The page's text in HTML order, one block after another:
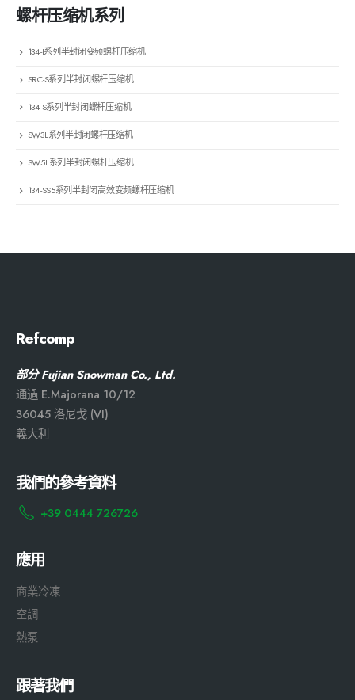
螺杆压缩机系列
134-I系列半封闭变频螺杆压缩机
SRC-S系列半封闭螺杆压缩机
134-S系列半封闭螺杆压缩机
SW3L系列半封闭螺杆压缩机
SW5L系列半封闭螺杆压缩机
134-SS5系列半封闭高效变频螺杆压缩机
Refcomp
部分 Fujian Snowman Co., Ltd.
通過 E.Majorana 10/12
36045 洛尼戈 (VI)
義大利
我們的參考資料
+39 0444 726726
應用
商業冷凍
空調
熱泵
跟著我們